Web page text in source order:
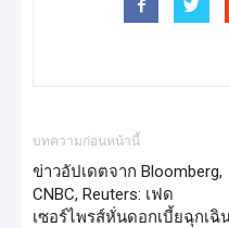
บทความก่อนหน้านี้
ข่าวอัปเดตจาก Bloomberg,
CNBC, Reuters: เฟด
เซอร์ไพรส์หั่นดอกเบี้ยฉุกเฉิ